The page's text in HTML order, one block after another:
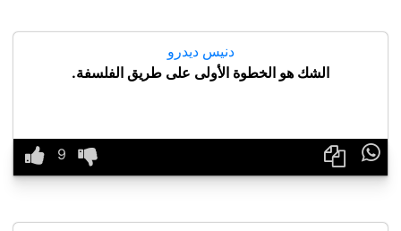
دنيس ديدرو
الشك هو الخطوة الأولى على طريق الفلسفة.
